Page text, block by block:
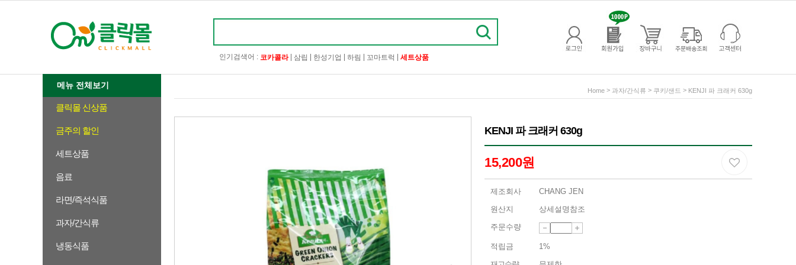
인기검색어 : 코카콜라| 삼립 한성기업 하림 꼬마트럭 세트상품
메뉴 전체보기
클릭몰 신상품
금주의 할인
세트상품
음료
라면/즉석식품
과자/간식류
냉동식품
Home > 과자/간식류 > 쿠키/샌드 > KENJI 파 크래커 630g
KENJI 파 크래커 630g
15,200원
제조회사
CHANG JEN
원산지
상세설명참조
주문수량
적립금
1%